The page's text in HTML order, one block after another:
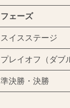
フェーズ
スイスステージ
プレイオフ（ダブ
準決勝・決勝